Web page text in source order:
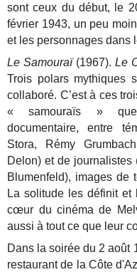
sont ceux du début, le
février 1943, un peu
et les personnages dans
Le Samouraï (1967). Le
Trois polars mythiques
collaboré. C’est à ces
« samouraïs » que
documentaire, entre
Stora, Rémy
Delon) et de journalistes
Blumenfeld), images de
La solitude les définit
cœur du cinéma de
aussi à tout ce que leur
Dans la soirée du 2 août
restaurant de la Côte